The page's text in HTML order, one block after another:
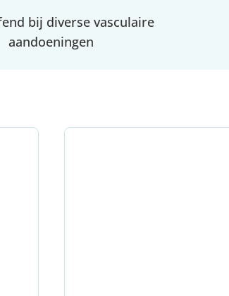
bij diverse vasculaire
aandoeningen